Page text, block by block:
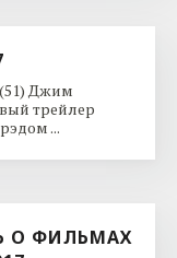
Джим
трейлер
...
О ФИЛЬМАХ